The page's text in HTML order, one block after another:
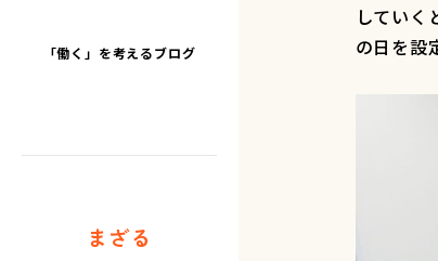
「働く」を考えるブログ
まざる
してい
の日を設